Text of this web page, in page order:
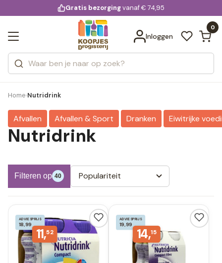
voor 20:00 uur besteld
Gratis bezorgingvanaf € 74,95
Inloggen
0
Zoeken
Categorieën
Merken
Bekijk alle resultaten
Home›Nutridrink
Afvallen Afvallen & Sport Dranken Eiwitrijke
Nutridrink
Filteren op 40 Populariteit
ADVIESPRIJS
18,99
11,52
ADVIESPRIJS
19,99
14,15